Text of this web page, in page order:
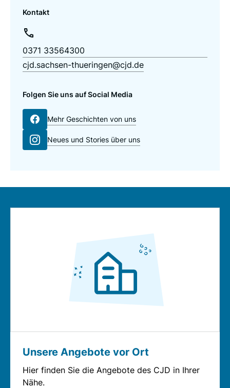
Kontakt
0371 33564300
cjd.sachsen-thueringen@cjd.de
Folgen Sie uns auf Social Media
Mehr Geschichten von uns
Neues und Stories über uns
Unsere Angebote vor Ort
Hier finden Sie die Angebote des CJD in Ihrer
Nähe.